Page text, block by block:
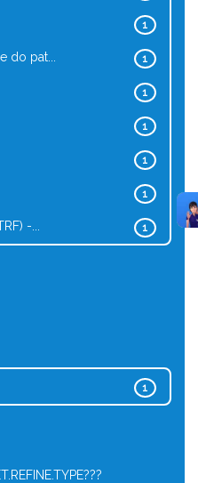
1
1
do pat...
1
1
1
1
1
-...
1